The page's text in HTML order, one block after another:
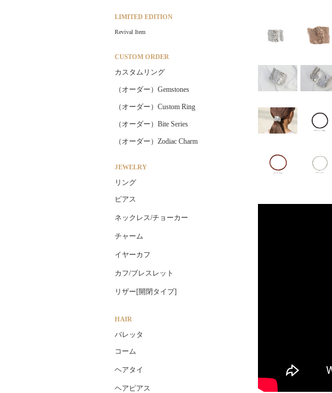
LIMITED EDITION
Revival Item
CUSTOM ORDER
カスタムリング
（オーダー）Gemstones
（オーダー）Custom Ring
（オーダー）Bite Series
（オーダー）Zodiac Charm
JEWELRY
リング
ピアス
ネックレス/チョーカー
チャーム
イヤーカフ
カフ/ブレスレット
リザー[開閉タイプ]
HAIR
バレッタ
コーム
ヘアタイ
ヘアピアス